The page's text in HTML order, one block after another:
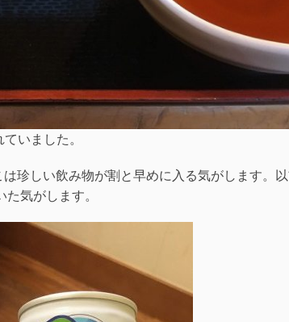
いました。
珍しい飲み物が割と早めに入る気がします。
気がします。